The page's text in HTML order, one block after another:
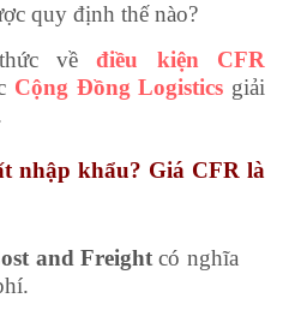
quy định thế nào?
vềđiều kiện CFR
Cộng Đồng Logistics giải
nhập khẩu? Giá CFR là
and Freightcó nghĩa